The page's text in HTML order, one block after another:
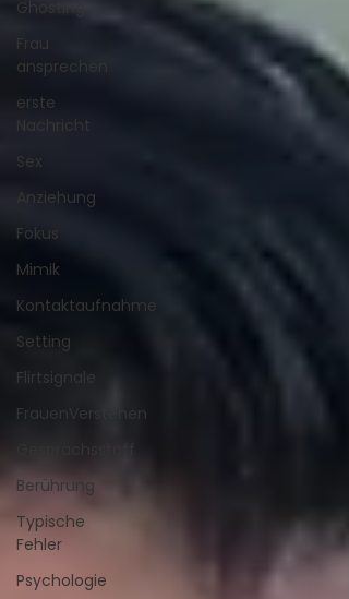
Ghosting
Frau
ansprechen
erste
Nachricht
Sex
Anziehung
Fokus
Mimik
Kontaktaufnahme
Setting
Flirtsignale
FrauenVerstehen
Berührung
Typische
Fehler
Psychologie